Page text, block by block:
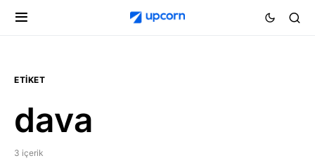
ETIKET
dava
3 içerik